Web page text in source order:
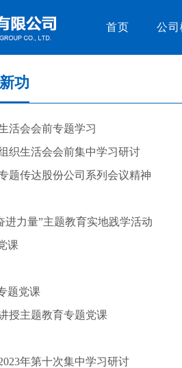
首页 公司
功
活会会前专题学习
织生活会会前集中学习研讨
题传达股份公司系列会议精神
力量”主题教育实地践学活动
课
题党课
授主题教育专题党课
年第十次集中学习研讨